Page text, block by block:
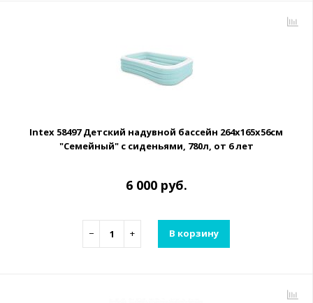
Intex 58497 Детский надувной бассейн 264х165х56см
"Семейный" с сиденьями, 780л, от 6 лет
6 000 руб.
− + В корзину